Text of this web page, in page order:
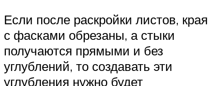
Если после раскройки листов, края
с фасками обрезаны, а стыки
получаются прямыми и без
углублений, то создавать эти
углубления нужно будет